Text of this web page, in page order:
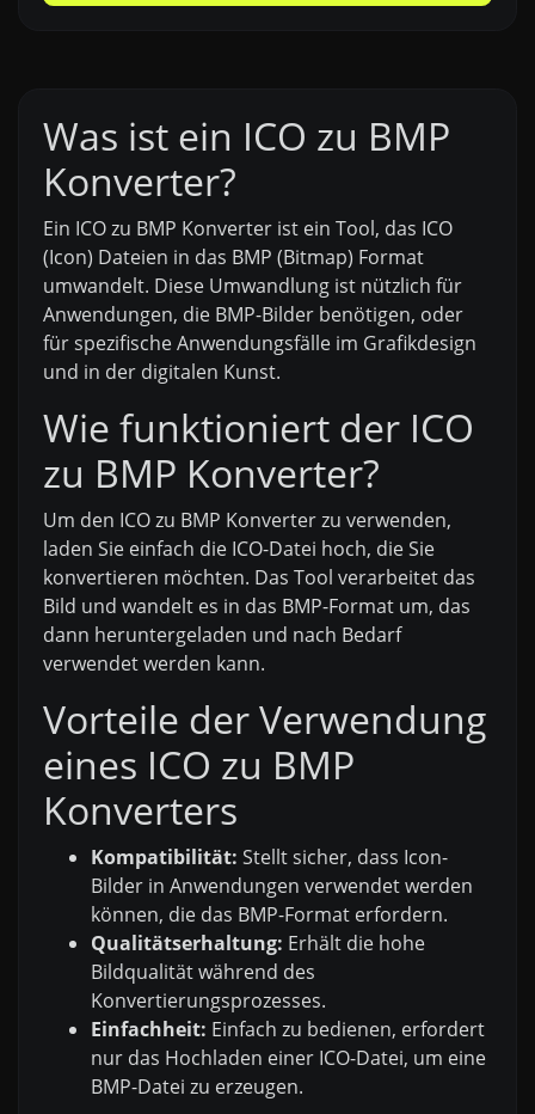
Was ist ein ICO zu BMP
Konverter?
Ein ICO zu BMP Konverter ist ein Tool, das ICO
(Icon) Dateien in das BMP (Bitmap) Format
umwandelt. Diese Umwandlung ist nützlich für
Anwendungen, die BMP-Bilder benötigen, oder
für spezifische Anwendungsfälle im Grafikdesign
und in der digitalen Kunst.
Wie funktioniert der ICO
zu BMP Konverter?
Um den ICO zu BMP Konverter zu verwenden,
laden Sie einfach die ICO-Datei hoch, die Sie
konvertieren möchten. Das Tool verarbeitet das
Bild und wandelt es in das BMP-Format um, das
dann heruntergeladen und nach Bedarf
verwendet werden kann.
Vorteile der Verwendung
eines ICO zu BMP
Konverters
Kompatibilität: Stellt sicher, dass Icon-
Bilder in Anwendungen verwendet werden
können, die das BMP-Format erfordern.
Qualitätserhaltung: Erhält die hohe
Bildqualität während des
Konvertierungsprozesses.
Einfachheit: Einfach zu bedienen, erfordert
nur das Hochladen einer ICO-Datei, um eine
BMP-Datei zu erzeugen.